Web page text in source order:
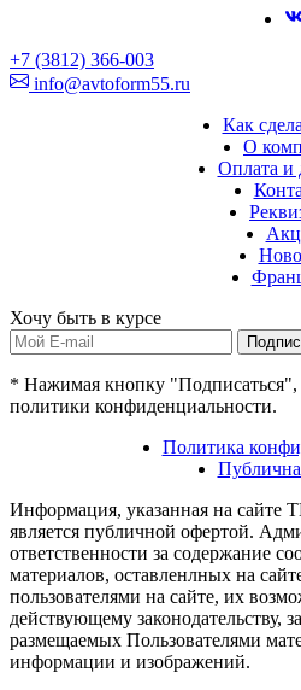
+7 (3812) 366-003
info@avtoform55.ru
Как
О
Оплата и
Хочу быть в курсе
* Нажимая кнопку "Подписаться",
политики конфиденциальности.
Политика
Информация, указанная на сайте
является публичной офертой.
ответственности за содержание
материалов, оставленлных на
пользователями на сайте, их
действующему законодательству,
размещаемых Пользователями
информации и изображений.